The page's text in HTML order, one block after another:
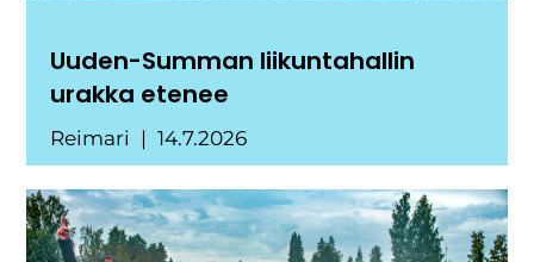
Uuden-Summan liikuntahallin
urakka etenee
Reimari 14.7.2026